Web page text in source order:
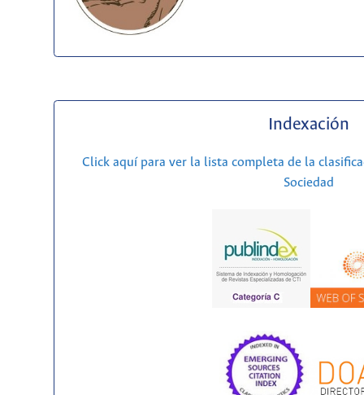
Indexación
Click aquí para ver la lista completa de la
Sociedad